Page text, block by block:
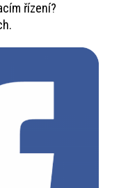
řízení?